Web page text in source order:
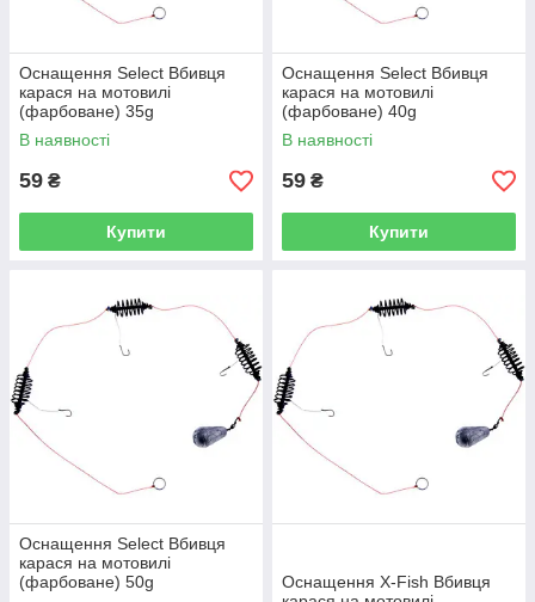
Оснащення Select Вбивця
карася на мотовилі
(фарбоване) 35g
В наявності
59 ₴
Купити
Оснащення Select Вбивця
карася на мотовилі
(фарбоване) 40g
В наявності
59 ₴
Купити
Оснащення Select Вбивця
карася на мотовилі
(фарбоване) 50g
Оснащення X-Fish Вбивця